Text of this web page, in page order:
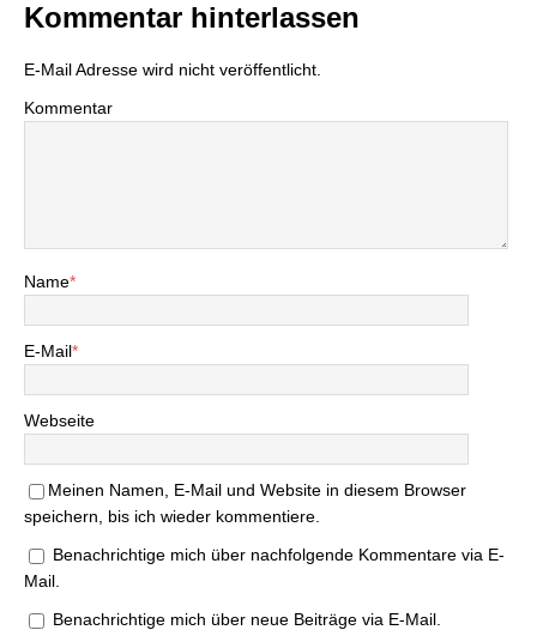
Kommentar hinterlassen
E-Mail Adresse wird nicht veröffentlicht.
Kommentar
Name*
E-Mail*
Webseite
Meinen Namen, E-Mail und Website in diesem Browser
speichern, bis ich wieder kommentiere.
Benachrichtige mich über nachfolgende Kommentare via E-
Mail.
Benachrichtige mich über neue Beiträge via E-Mail.